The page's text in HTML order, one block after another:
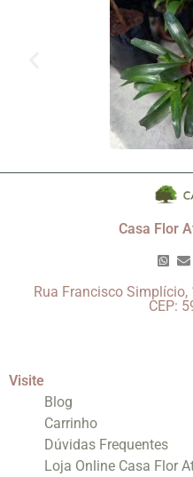
Casa Flor
Rua Francisco Simplício,
CEP:
Visite
Blog
Carrinho
Dúvidas Frequentes
Loja Online Casa Flor